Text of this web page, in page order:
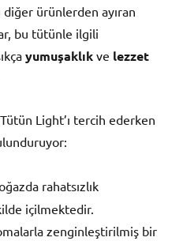
ürünlerden ayıran
bu tütünle ilgili
yumuşaklık ve lezzet
Light’ı tercih ederken
rahatsızlık
içilmektedir.
zenginleştirilmiş bir